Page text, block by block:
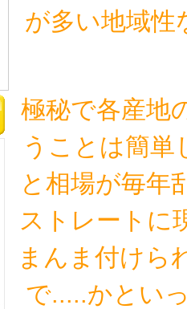
が多い地域性
極秘で各産地
うことは簡
と相場が毎年
ストレートに
まんま付けら
で.....かとい